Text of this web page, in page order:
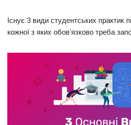
Існує 3 види студентських практик
кожної з яких обовʼязково треба